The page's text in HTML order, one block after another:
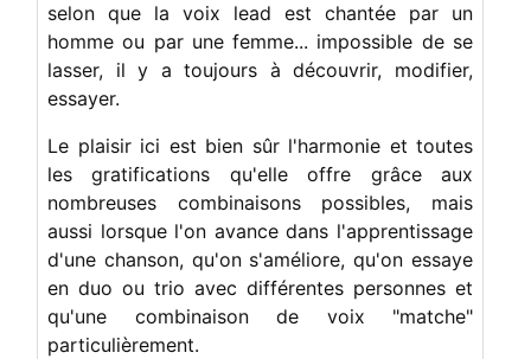
selon que la voix lead est chantée par un
homme ou par une femme... impossible de se
lasser, il y a toujours à découvrir, modifier,
essayer.
Le plaisir ici est bien sûr l'harmonie et toutes
les gratifications qu'elle offre grâce aux
nombreuses combinaisons possibles, mais
aussi lorsque l'on avance dans l'apprentissage
d'une chanson, qu'on s'améliore, qu'on essaye
en duo ou trio avec différentes personnes et
qu'une combinaison de voix "matche"
particulièrement.